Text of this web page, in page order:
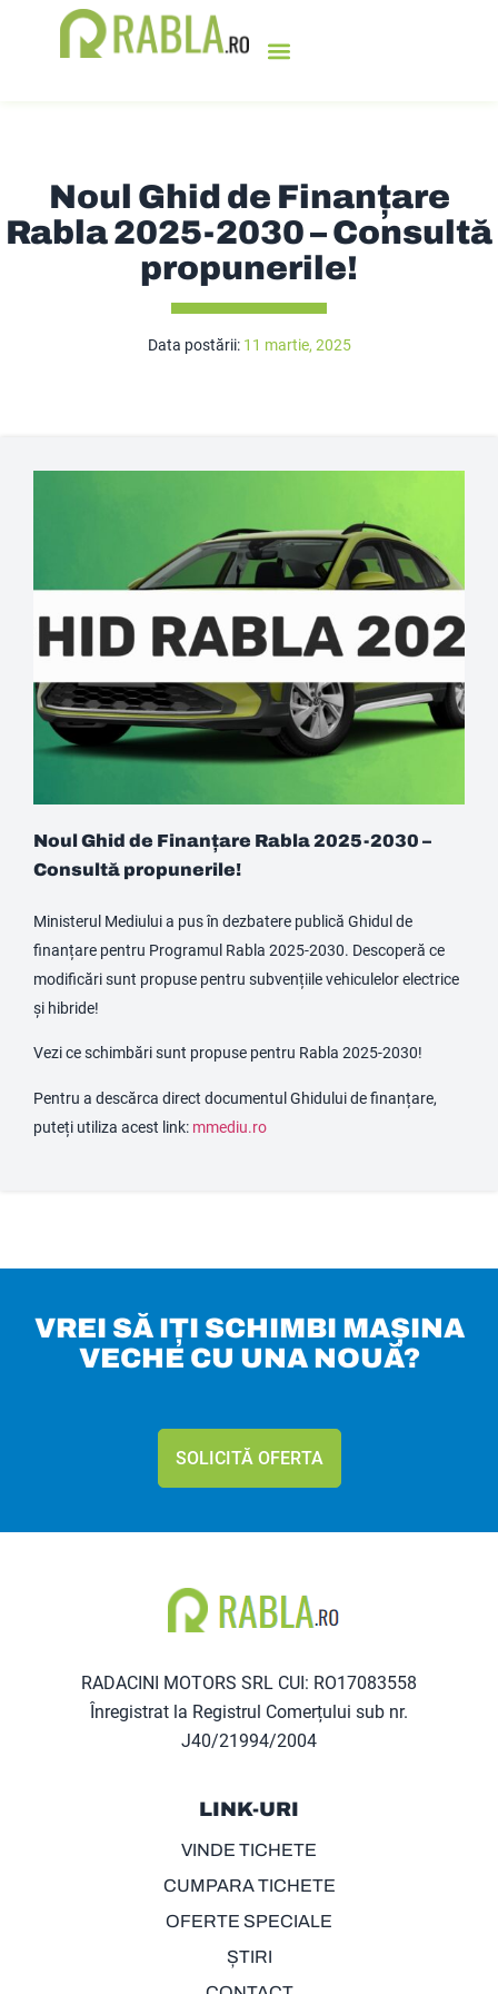
Noul Ghid de Finanțare
Rabla 2025-2030 – Consultă
propunerile!
Data postării: 11 martie, 2025
Noul Ghid de Finanțare Rabla 2025-2030 –
Consultă propunerile!
Ministerul Mediului a pus în dezbatere publică Ghidul de
finanțare pentru Programul Rabla 2025-2030. Descoperă ce
modificări sunt propuse pentru subvențiile vehiculelor electrice
și hibride!
Vezi ce schimbări sunt propuse pentru Rabla 2025-2030!
Pentru a descărca direct documentul Ghidului de finanțare,
puteți utiliza acest link: ​ mmediu.ro
VREI SĂ IȚI SCHIMBI MAȘINA
VECHE CU UNA NOUĂ?
SOLICITĂ OFERTA
RADACINI MOTORS SRL CUI: RO17083558
Înregistrat la Registrul Comerțului sub nr.
J40/21994/2004
LINK-URI
VINDE TICHETE
CUMPARA TICHETE
OFERTE SPECIALE
ȘTIRI